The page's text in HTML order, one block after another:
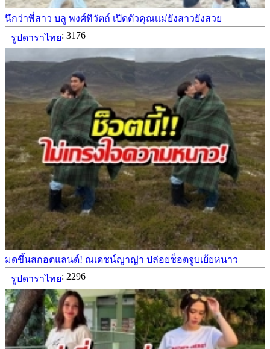
นึกว่าพี่สาว บลู พงศ์ทิวัตถ์ เปิดตัวคุณเเม่ยังสาวยังสวย
รูปดาราไทย: 3176
มดขึ้นสกอตแลนด์! ณเดชน์ญาญ่า ปล่อยช็อตจูบเย้ยหนาว
รูปดาราไทย: 2296